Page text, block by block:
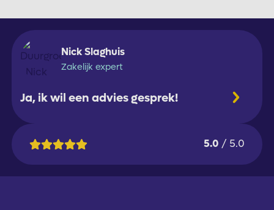
5.0 / 5.0
Ja, ik wil een advies gesprek!
Nick Slaghuis
Zakelijk expert